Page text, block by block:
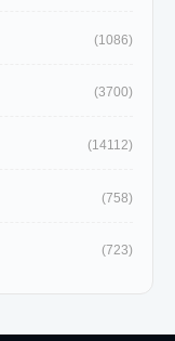
(1086)
(3700)
(14112)
(758)
(723)